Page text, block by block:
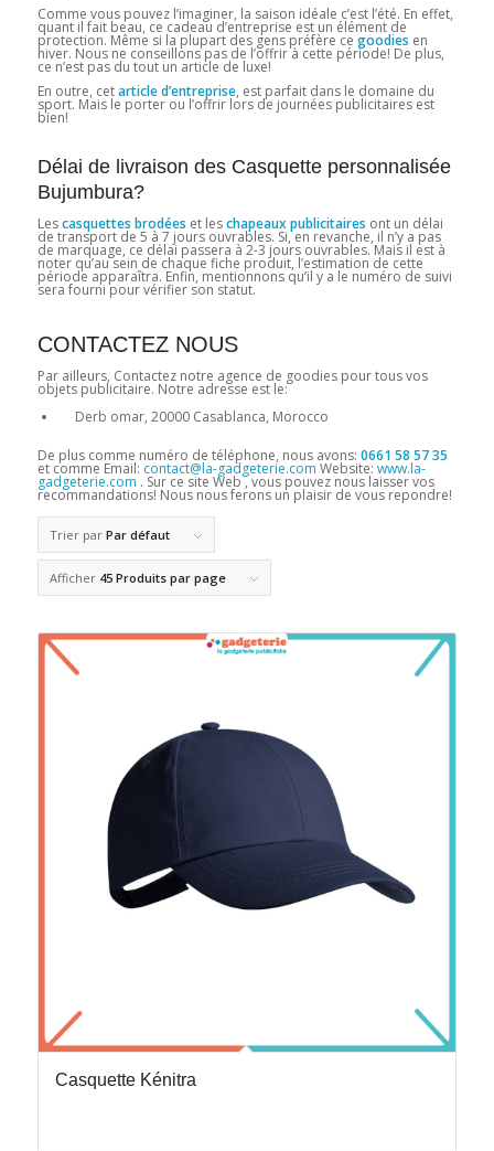
Comme vous pouvez l’imaginer, la saison idéale c’est l’été. En effet,
quant il fait beau, ce cadeau d’entreprise est un élément de
protection. Même si la plupart des gens préfère ce goodies en
hiver. Nous ne conseillons pas de l’offrir à cette période! De plus,
ce n’est pas du tout un article de luxe!
En outre, cetarticle d’entreprise, est parfait dans le domaine du
sport. Mais le porter ou l’offrir lors de journées publicitaires est
bien!
Délai de livraison des Casquette personnalisée
Bujumbura?
Lescasquettes brodées et leschapeaux publicitaires ont un délai
de transport de 5 à 7 jours ouvrables. Si, en revanche, il n’y a pas
de marquage, ce délai passera à 2-3 jours ouvrables. Mais il est à
noter qu’au sein de chaque fiche produit, l’estimation de cette
période apparaîtra. Enfin, mentionnons qu’il y a le numéro de suivi
sera fourni pour vérifier son statut.
CONTACTEZ NOUS
Par ailleurs, Contactez notre agence de goodies pour tous vos
objets publicitaire. Notre adresse est le:
Derb omar, 20000 Casablanca, Morocco
De plus comme numéro de téléphone, nous avons: 0661 58 57 35
et comme Email: contact@la-gadgeterie.com Website: www.la-
gadgeterie.com . Sur ce site Web , vous pouvez nous laisser vos
recommandations! Nous nous ferons un plaisir de vous repondre!
Trier par Par défaut
Afficher 45 Produits par page
Casquette Kénitra